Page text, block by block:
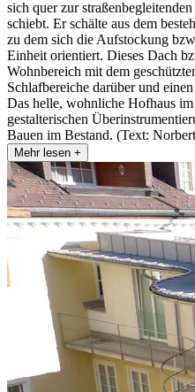
sich quer zur
schiebt. Er schälte aus dem
zu dem sich die Aufstockung
Einheit orientiert. Dieses Dach
Wohnbereich mit dem
Schlafbereiche darüber und
Das helle, wohnliche Hofhaus
gestalterischen
Bauen im Bestand. (Text:
Mehr lesen +